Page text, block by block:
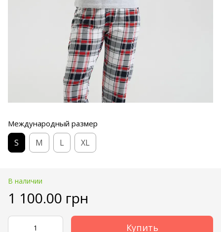
Международный размер
S M L XL
В наличии
1 100.00 грн
Купить